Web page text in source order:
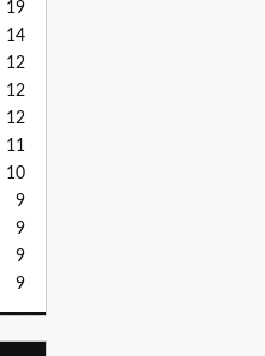
19
14
12
12
12
11
10
9
9
9
9